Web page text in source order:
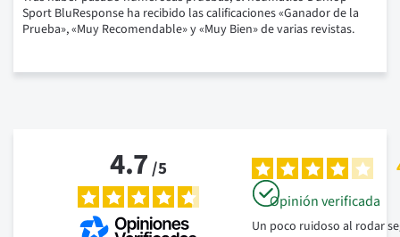
Sport BluResponse ha recibido las calificaciones «Ganador de la
Prueba», «Muy Recomendable» y «Muy Bien» de varias revistas.
4.7/5
Opinión verificada
Un poco ruidoso al rodar